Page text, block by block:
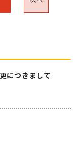
につきまして